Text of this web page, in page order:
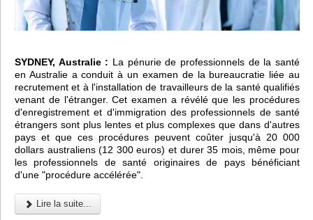
SYDNEY, Australie : La pénurie de professionnels de la santé
en Australie a conduit à un examen de la bureaucratie liée au
recrutement et à l'installation de travailleurs de la santé qualifiés
venant de l'étranger. Cet examen a révélé que les procédures
d'enregistrement et d'immigration des professionnels de santé
étrangers sont plus lentes et plus complexes que dans d'autres
pays et que ces procédures peuvent coûter jusqu'à 20 000
dollars australiens (12 300 euros) et durer 35 mois, même pour
les professionnels de santé originaires de pays bénéficiant
d'une "procédure accélérée".
Lire la suite...